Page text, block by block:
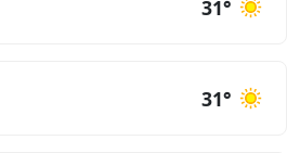
31°
31°